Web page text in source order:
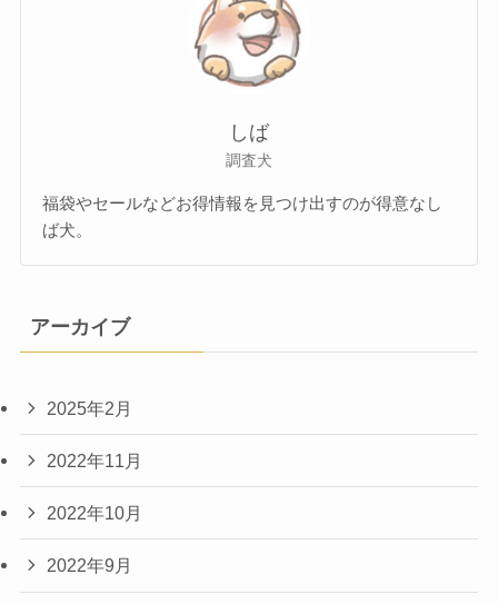
しば
調査犬
福袋やセールなどお得情報を見つけ出すのが得意なし
ば犬。
アーカイブ
2025年2月
2022年11月
2022年10月
2022年9月